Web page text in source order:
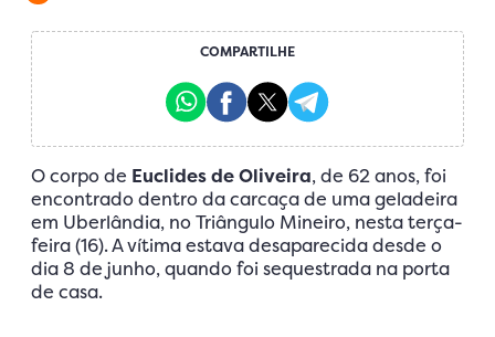
COMPARTILHE
O corpo de Euclides de Oliveira, de 62 anos, foi
encontrado dentro da carcaça de uma geladeira
em Uberlândia, no Triângulo Mineiro, nesta terça-
feira (16). A vítima estava desaparecida desde o
dia 8 de junho, quando foi sequestrada na porta
de casa.